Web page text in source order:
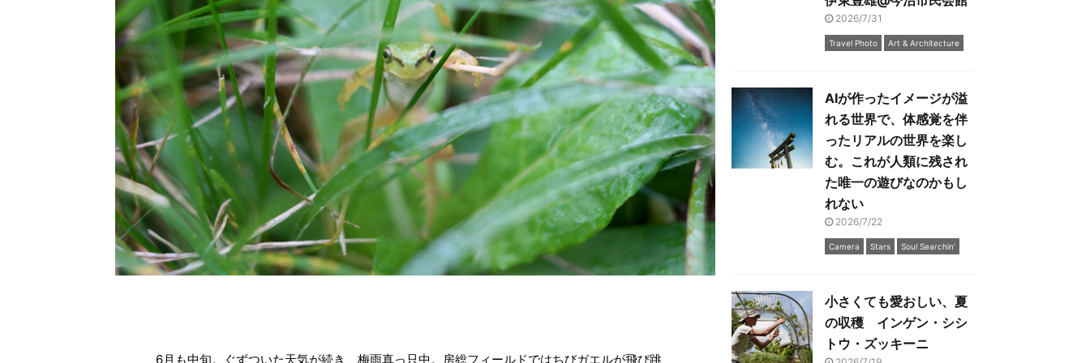
6月も中旬。ぐずついた天気が続き、梅雨真っ只中。房総フィールドではちびガエルが飛び跳
2026/7/31
Travel Photo Art & Architecture
AIが作ったイメージが溢
れる世界で、体感覚を伴
ったリアルの世界を楽し
む。これが人類に残され
た唯一の遊びなのかもし
れない
2026/7/22
Camera Stars Soul Searchin'
小さくても愛おしい、夏
の収穫 インゲン・シシ
トウ・ズッキーニ